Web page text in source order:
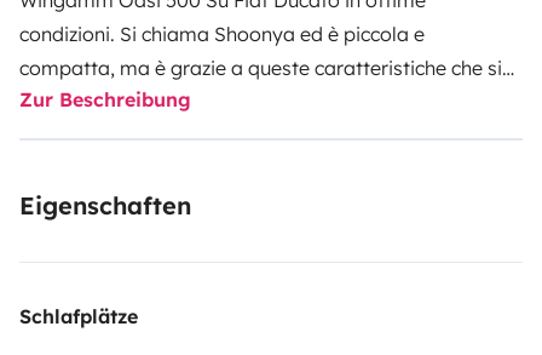
condizioni. Si chiama Shoonya ed è piccola e
compatta, ma è grazie a queste caratteristiche che si
riesce a guidare e parcheggiare come una
macchina!Riesce ad offrire tutti i comfort necessari, ed
da cucina, sapone, detersivo, shampoo, stracci, scopa,
un gazebo 3x3m, level up e vari giochi per bambini!
Zur Beschreibung
Eigenschaften
Schlafplätze